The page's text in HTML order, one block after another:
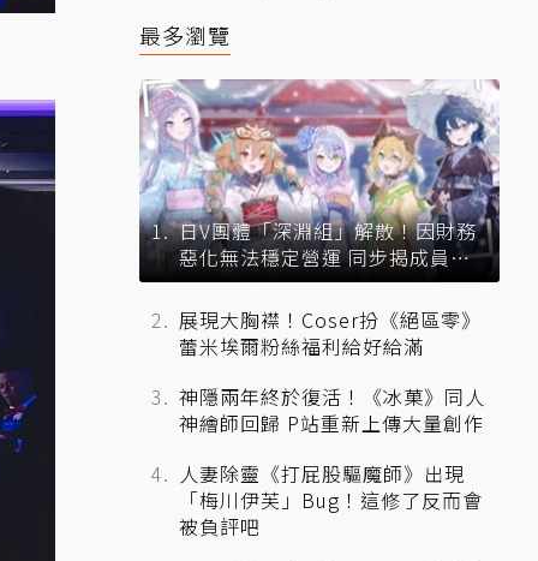
最多瀏覽
日V團體「深淵組」解散！因財務
惡化無法穩定營運 同步揭成員未
來去向
展現大胸襟！Coser扮《絕區零》
蕾米埃爾粉絲福利給好給滿
神隱兩年終於復活！《冰菓》同人
神繪師回歸 P站重新上傳大量創作
人妻除靈《打屁股驅魔師》出現
「梅川伊芙」Bug！這修了反而會
被負評吧